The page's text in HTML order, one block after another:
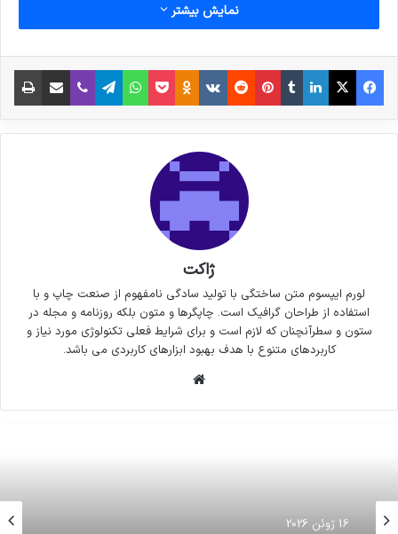
نمایش بیشتر
فیس بوک X لینکدین
‫تامبلر‫پین‌ترست
‫رددیت‫VKontakte
‫Odnoklassniki
پاکتواتس آپ تلگراموایبر اشتراک گذاری از طریق ایمیل
ژاکت
لورم ایپسوم متن ساختگی با تولید سادگی نامفهوم از صنعت چاپ و با
استفاده از طراحان گرافیک است. چاپگرها و متون بلکه روزنامه و مجله در
ستون و سطرآنچنان که لازم است و برای شرایط فعلی تکنولوژی مورد نیاز و
کاربردهای متنوع با هدف بهبود ابزارهای کاربردی می باشد.
16 ژوئن 2026